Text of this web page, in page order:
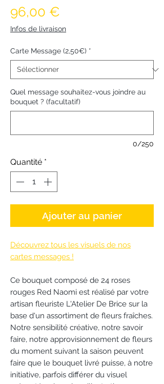
96,00 €
Infos de livraison
Carte Message (2,50€) *
Quel message souhaitez-vous joindre au
bouquet ? (facultatif)
0/250
Quantité *
Ajouter au panier
Découvrez tous les visuels de nos
cartes messages !
Ce bouquet composé de 24 roses
rouges Red Naomi est réalisé par votre
artisan fleuriste L'Atelier De Brice sur la
base d'un assortiment de fleurs fraîches.
Notre sensibilité créative, notre savoir
faire, notre approvisionnement de fleurs
du moment suivant la saison peuvent
faire que le bouquet livré puisse, à notre
initiative, parfois différer du visuel